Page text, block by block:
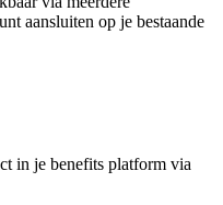
aansluiten op je bestaande
in je benefits platform via